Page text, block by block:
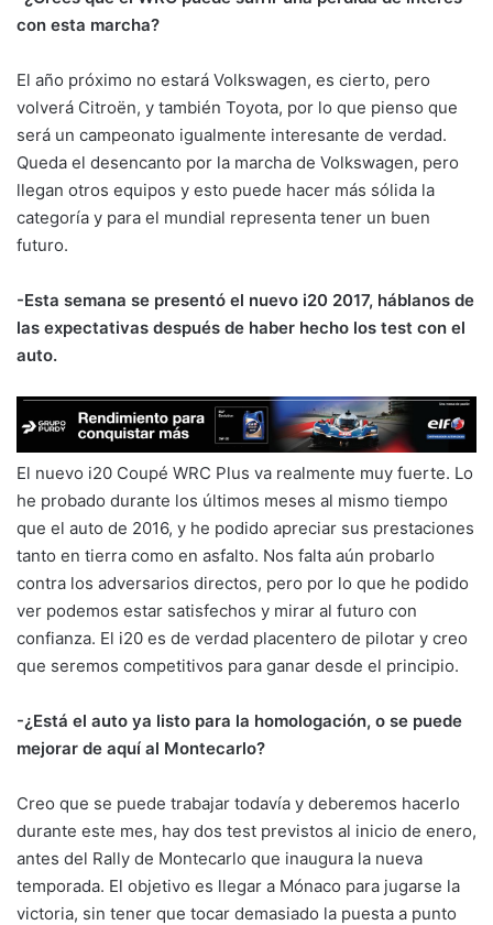
con esta marcha?
El año próximo no estará Volkswagen, es cierto, pero
volverá Citroën, y también Toyota, por lo que pienso que
será un campeonato igualmente interesante de verdad.
Queda el desencanto por la marcha de Volkswagen, pero
llegan otros equipos y esto puede hacer más sólida la
categoría y para el mundial representa tener un buen
futuro.
-Esta semana se presentó el nuevo i20 2017, háblanos de
las expectativas después de haber hecho los test con el
auto.
El nuevo i20 Coupé WRC Plus va realmente muy fuerte. Lo
he probado durante los últimos meses al mismo tiempo
que el auto de 2016, y he podido apreciar sus prestaciones
tanto en tierra como en asfalto. Nos falta aún probarlo
contra los adversarios directos, pero por lo que he podido
ver podemos estar satisfechos y mirar al futuro con
confianza. El i20 es de verdad placentero de pilotar y creo
que seremos competitivos para ganar desde el principio.
-¿Está el auto ya listo para la homologación, o se puede
mejorar de aquí al Montecarlo?
Creo que se puede trabajar todavía y deberemos hacerlo
durante este mes, hay dos test previstos al inicio de enero,
antes del Rally de Montecarlo que inaugura la nueva
temporada. El objetivo es llegar a Mónaco para jugarse la
victoria, sin tener que tocar demasiado la puesta a punto